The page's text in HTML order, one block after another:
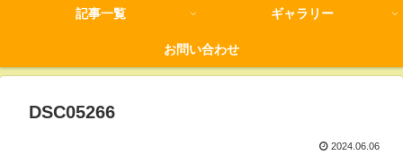
記事一覧 ギャラリー
お問い合わせ
DSC05266
2024.06.06